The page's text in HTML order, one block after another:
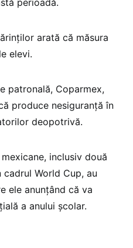
arată că măsura
elevi.
patronală, Coparmex,
produce nesiguranță în
deopotrivă.
inclusiv două
World Cup, au
ele anunțând că va
a anului școlar.